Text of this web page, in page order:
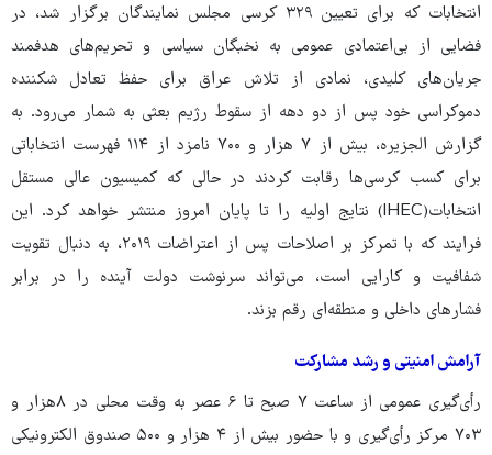
انتخابات که برای تعیین ۳۲۹ کرسی مجلس نمایندگان برگزار شد، در
فضایی از بی‌اعتمادی عمومی به نخبگان سیاسی و تحریم‌های هدفمند
جریان‌های کلیدی، نمادی از تلاش عراق برای حفظ تعادل شکننده
دموکراسی خود پس از دو دهه از سقوط رژیم بعثی به شمار می‌رود. به
گزارش الجزیره، بیش از ۷ هزار و ۷۰۰ نامزد از ۱۱۴ فهرست انتخاباتی
برای کسب کرسی‌ها رقابت کردند در حالی که کمیسیون عالی مستقل
انتخابات(IHEC) نتایج اولیه را تا پایان امروز منتشر خواهد کرد. این
فرایند که با تمرکز بر اصلاحات پس از اعتراضات ۲۰۱۹، به دنبال تقویت
شفافیت و کارایی است، می‌تواند سرنوشت دولت آینده را در برابر
فشارهای داخلی و منطقه‌ای رقم بزند.
آرامش امنیتی و رشد مشارکت
رأی‌گیری عمومی از ساعت ۷ صبح تا ۶ عصر به وقت محلی در ۸هزار و
۷۰۳ مرکز رأی‌گیری و با حضور بیش از ۴ هزار و ۵۰۰ صندوق الکترونیکی